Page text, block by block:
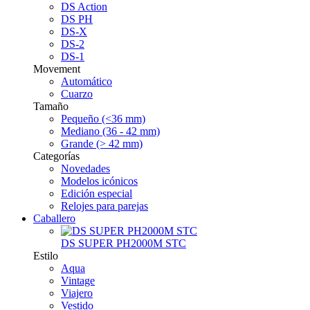
DS Action
DS PH
DS-X
DS-2
DS-1
Movement
Automático
Cuarzo
Tamaño
Pequeño (<36 mm)
Mediano (36 - 42 mm)
Grande (> 42 mm)
Categorías
Novedades
Modelos icónicos
Edición especial
Relojes para parejas
Caballero
DS SUPER PH2000M STC
Estilo
Aqua
Vintage
Viajero
Vestido